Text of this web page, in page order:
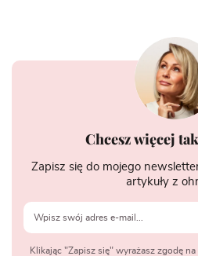
Chcesz więcej
Zapisz się do mojego
artykuły z
Klikając "Zapisz się" wyrażasz zgodę